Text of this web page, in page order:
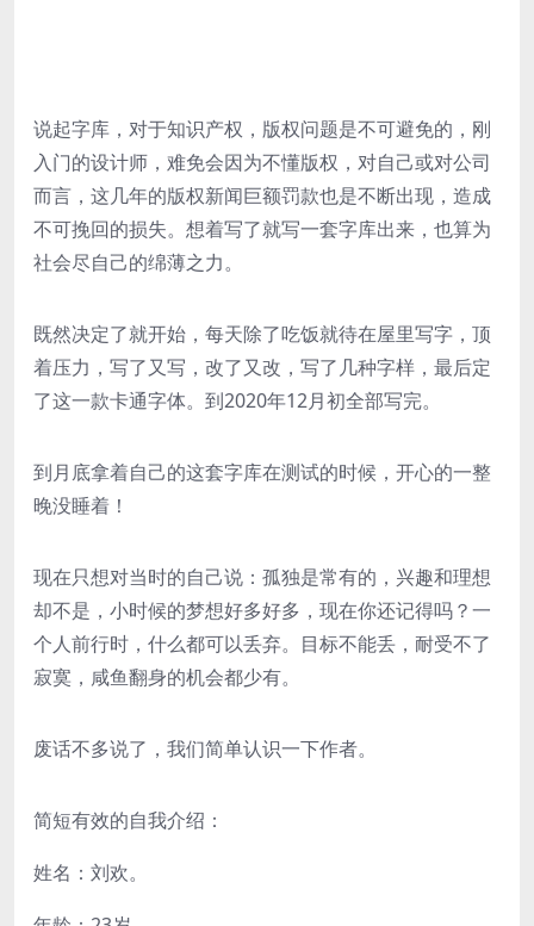
说起字库，对于知识产权，版权问题是不可避免的，刚
入门的设计师，难免会因为不懂版权，对自己或对公司
而言，这几年的版权新闻巨额罚款也是不断出现，造成
不可挽回的损失。想着写了就写一套字库出来，也算为
社会尽自己的绵薄之力。
既然决定了就开始，每天除了吃饭就待在屋里写字，顶
着压力，写了又写，改了又改，写了几种字样，最后定
了这一款卡通字体。到2020年12月初全部写完。
到月底拿着自己的这套字库在测试的时候，开心的一整
晚没睡着！
现在只想对当时的自己说：孤独是常有的，兴趣和理想
却不是，小时候的梦想好多好多，现在你还记得吗？一
个人前行时，什么都可以丢弃。目标不能丢，耐受不了
寂寞，咸鱼翻身的机会都少有。
废话不多说了，我们简单认识一下作者。
简短有效的自我介绍：
姓名：刘欢。